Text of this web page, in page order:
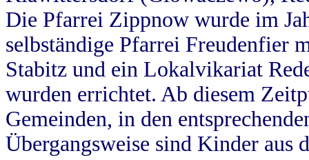
Die Pfarrei Zippnow wurde im
selbständige Pfarrei Freudenfier
Stabitz und ein Lokalvikariat
wurden errichtet. Ab diesem
Gemeinden, in den
Übergangsweise sind Kinder aus